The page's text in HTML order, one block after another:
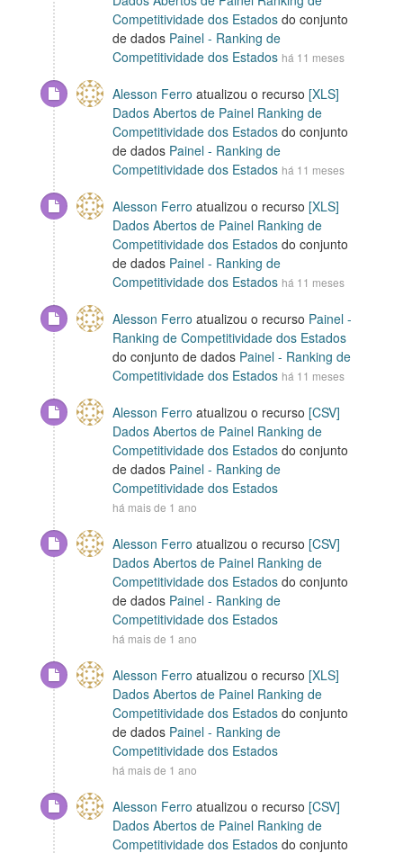
Competitividade dos Estados do conjunto
de dados Painel - Ranking de
Competitividade dos Estados há 11 meses
Alesson Ferro atualizou o recurso [XLS]
Dados Abertos de Painel Ranking de
Competitividade dos Estados do conjunto
de dados Painel - Ranking de
Competitividade dos Estados há 11 meses
Alesson Ferro atualizou o recurso [XLS]
Dados Abertos de Painel Ranking de
Competitividade dos Estados do conjunto
de dados Painel - Ranking de
Competitividade dos Estados há 11 meses
Alesson Ferro atualizou o recurso Painel -
Ranking de Competitividade dos Estados
do conjunto de dados Painel - Ranking de
Competitividade dos Estados há 11 meses
Alesson Ferro atualizou o recurso [CSV]
Dados Abertos de Painel Ranking de
Competitividade dos Estados do conjunto
de dados Painel - Ranking de
Competitividade dos Estados
há mais de 1 ano
Alesson Ferro atualizou o recurso [CSV]
Dados Abertos de Painel Ranking de
Competitividade dos Estados do conjunto
de dados Painel - Ranking de
Competitividade dos Estados
há mais de 1 ano
Alesson Ferro atualizou o recurso [XLS]
Dados Abertos de Painel Ranking de
Competitividade dos Estados do conjunto
de dados Painel - Ranking de
Competitividade dos Estados
há mais de 1 ano
Alesson Ferro atualizou o recurso [CSV]
Dados Abertos de Painel Ranking de
Competitividade dos Estados do conjunto